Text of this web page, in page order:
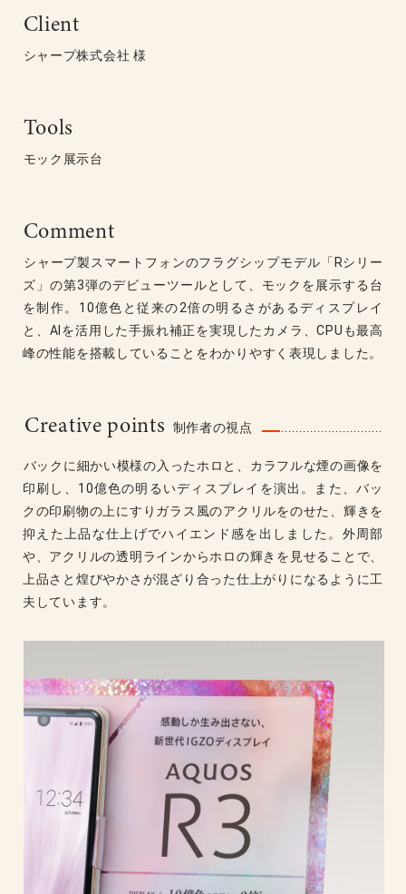
Client
シャープ株式会社 様
Tools
モック展示台
Comment
シャープ製スマートフォンのフラグシップモデル「Rシリー
ズ」の第3弾のデビューツールとして、モックを展示する台
を制作。10億色と従来の2倍の明るさがあるディスプレイ
と、AIを活用した手振れ補正を実現したカメラ、CPUも最高
峰の性能を搭載していることをわかりやすく表現しました。
Creative points 制作者の視点
バックに細かい模様の入ったホロと、カラフルな煙の画像を
印刷し、10億色の明るいディスプレイを演出。また、バッ
クの印刷物の上にすりガラス風のアクリルをのせた、輝きを
抑えた上品な仕上げでハイエンド感を出しました。外周部
や、アクリルの透明ラインからホロの輝きを見せることで、
上品さと煌びやかさが混ざり合った仕上がりになるように工
夫しています。